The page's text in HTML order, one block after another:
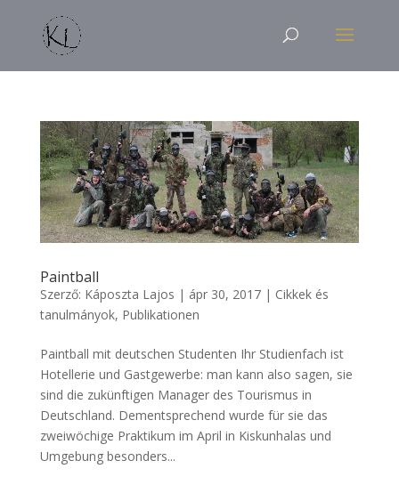
Paintball
Szerző: Káposzta Lajos | ápr 30, 2017| Cikkek és
tanulmányok, Publikationen
Paintball mit deutschen Studenten Ihr Studienfach ist
Hotellerie und Gastgewerbe: man kann also sagen, sie
sind die zukünftigen Manager des Tourismus in
Deutschland. Dementsprechend wurde für sie das
zweiwöchige Praktikum im April in Kiskunhalas und
Umgebung besonders...